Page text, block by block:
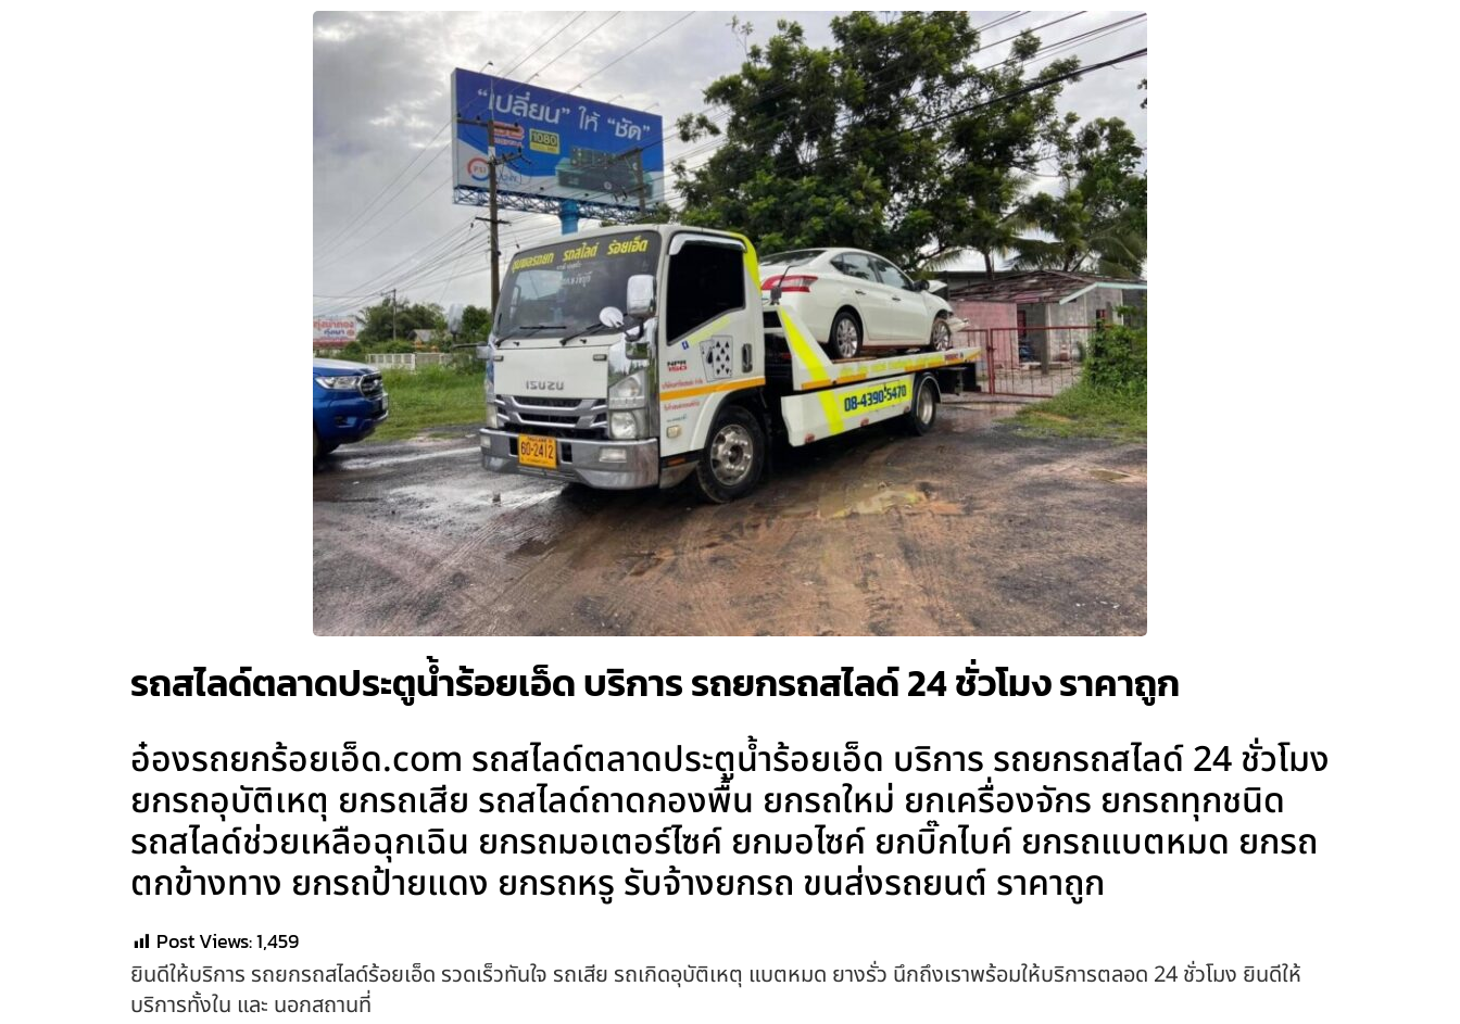
รถสไลด์ตลาดประตูน้ำร้อยเอ็ด บริการ รถยกรถสไลด์ 24 ชั่วโมง ราคาถูก
อ๋องรถยกร้อยเอ็ด.com รถสไลด์ตลาดประตูน้ำร้อยเอ็ด บริการ รถยกรถสไลด์ 24 ชั่วโมง
ยกรถอุบัติเหตุ ยกรถเสีย รถสไลด์ถาดกองพื้น ยกรถใหม่ ยกเครื่องจักร ยกรถทุกชนิด
รถสไลด์ช่วยเหลือฉุกเฉิน ยกรถมอเตอร์ไซค์ ยกมอไซค์ ยกบิ๊กไบค์ ยกรถแบตหมด ยกรถ
ตกข้างทาง ยกรถป้ายแดง ยกรถหรู รับจ้างยกรถ ขนส่งรถยนต์ ราคาถูก
Post Views:1,459
ยินดีให้บริการ รถยกรถสไลด์ร้อยเอ็ด รวดเร็วทันใจ รถเสีย รถเกิดอุบัติเหตุ แบตหมด ยางรั่ว นึกถึงเราพร้อมให้บริการตลอด 24 ชั่วโมง ยินดีให้
บริการทั้งใน และ นอกสถานที่